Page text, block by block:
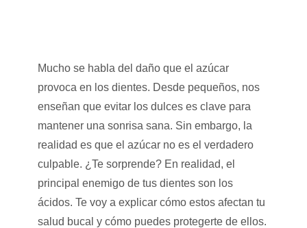
Mucho se habla del daño que el azúcar
provoca en los dientes. Desde pequeños, nos
enseñan que evitar los dulces es clave para
mantener una sonrisa sana. Sin embargo, la
realidad es que el azúcar no es el verdadero
culpable. ¿Te sorprende? En realidad, el
principal enemigo de tus dientes son los
ácidos. Te voy a explicar cómo estos afectan tu
salud bucal y cómo puedes protegerte de ellos.